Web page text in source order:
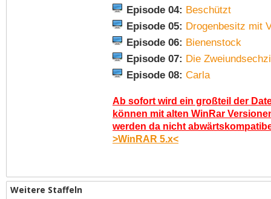
Episode 04: Beschützt
Episode 05: Drogenbesitz mit
Episode 06: Bienenstock
Episode 07: Die
Episode 08: Carla
Ab sofort wird ein großteil der
können mit alten WinRar
werden da nicht
>WinRAR 5.x<
Weitere Staffeln